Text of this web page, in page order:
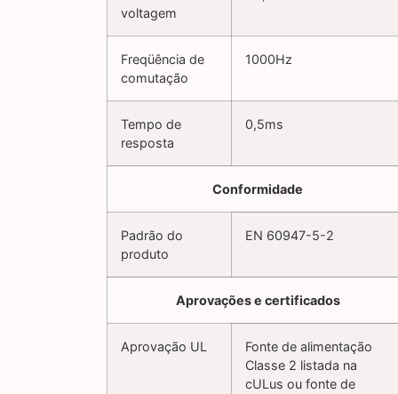
voltagem
Freqüência de
comutação
1000Hz
Tempo de
resposta
0,5ms
Conformidade
Padrão do
produto
EN 60947-5-2
Aprovações e certificados
Aprovação UL
Fonte de alimentação
Classe 2 listada na
cULus ou fonte de